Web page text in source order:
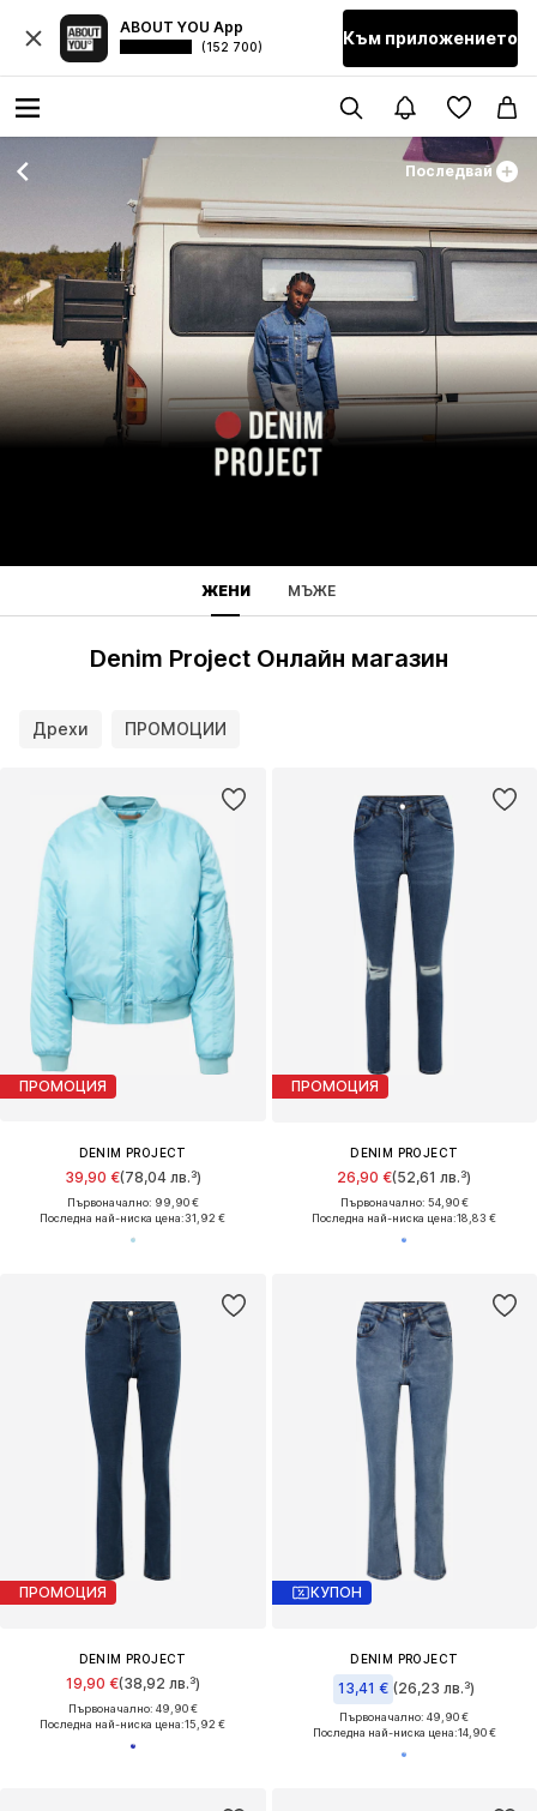
ABOUT YOU App
(152 700) Към приложението
Последвай
ЖЕНИ МЪЖЕ
Denim Project Онлайн магазин
Дрехи ПРОМОЦИИ
ПРОМОЦИЯ
DENIM PROJECT
39,90 €(78,04 лв.³)
Първоначално: 99,90 €
Последна най-ниска цена:31,92 €
ПРОМОЦИЯ
DENIM PROJECT
26,90 €(52,61 лв.³)
Първоначално: 54,90 €
Последна най-ниска цена:18,83 €
ПРОМОЦИЯ
DENIM PROJECT
19,90 €(38,92 лв.³)
Първоначално: 49,90 €
Последна най-ниска цена:15,92 €
КУПОН
DENIM PROJECT
13,41 € (26,23 лв.³)
Първоначално: 49,90 €
Последна най-ниска цена:14,90 €